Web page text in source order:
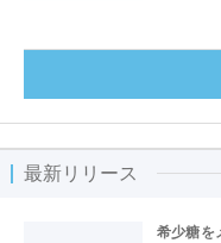
最新リリース
希少糖を